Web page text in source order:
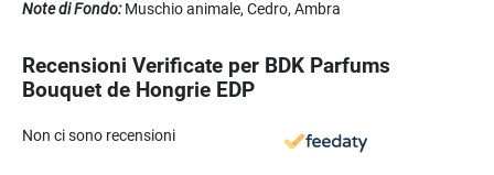
Note di Fondo:Muschio animale, Cedro, Ambra
Recensioni Verificate per BDK Parfums
Bouquet de Hongrie EDP
Non ci sono recensioni